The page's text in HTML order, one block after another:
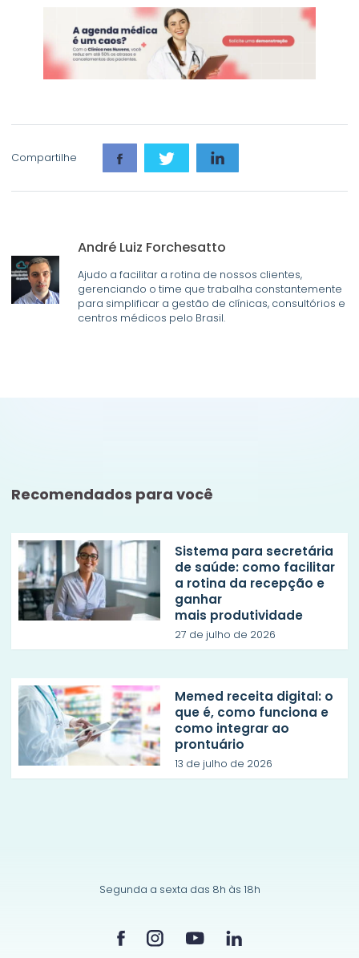
Compartilhe
André Luiz Forchesatto
Ajudo a facilitar a rotina de nossos clientes,
gerenciando o time que trabalha constantemente
para simplificar a gestão de clínicas, consultórios e
centros médicos pelo Brasil.
Recomendados para você
Sistema para secretária
de saúde: como facilitar
a rotina da recepção e
ganhar
mais produtividade
27 de julho de 2026
Memed receita digital: o
que é, como funciona e
como integrar ao
prontuário
13 de julho de 2026
Segunda a sexta das 8h às 18h